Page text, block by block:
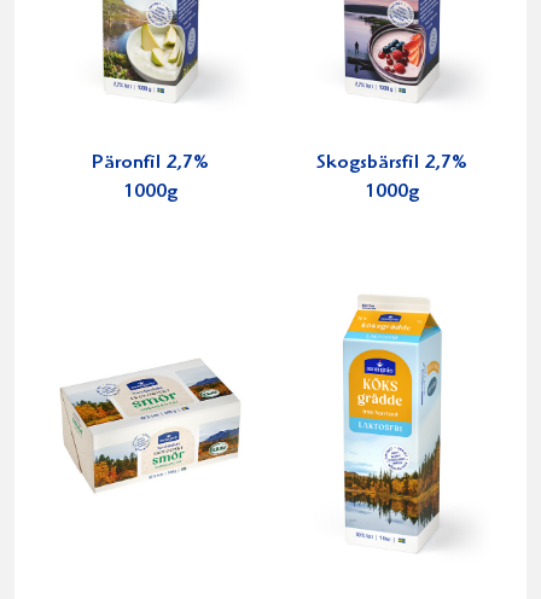
Päronfil 2,7%
1000g
Skogsbärsfil 2,7%
1000g